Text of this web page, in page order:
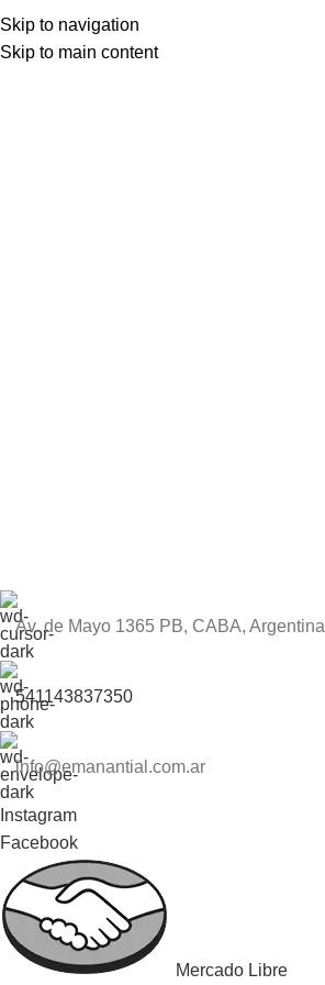
Skip to navigation
Skip to main content
Av. de Mayo 1365 PB, CABA, Argentina
541143837350
info@emanantial.com.ar
Instagram
Facebook
Mercado Libre